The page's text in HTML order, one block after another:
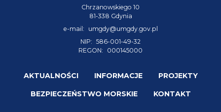
Chrzanowskiego 10
81-338 Gdynia
e-mail:
umgdy@umgdy.gov.pl
NIP: 586-001-49-32
REGON:
000145000
AKTUALNOŚCI INFORMACJE PROJEKTY
BEZPIECZEŃSTWO MORSKIE KONTAKT